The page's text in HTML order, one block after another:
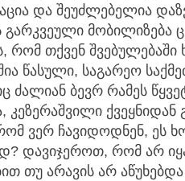
და შეუძლებელია
გარკვეული მობილიზება
რომ თქვენ შვებულებაში
წასული, საგარეო
ძალიან ბევრ რამეს
კეზერაშვილი
ვერ ჩავიდოდნენ, ეს
დავიჯეროთ, რომ არ
თუ არავის არ